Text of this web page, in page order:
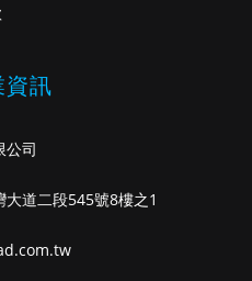
資訊
公司
大道二段545號8樓之1